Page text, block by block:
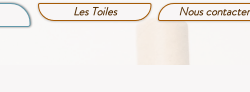
Les Toiles Nous contacter